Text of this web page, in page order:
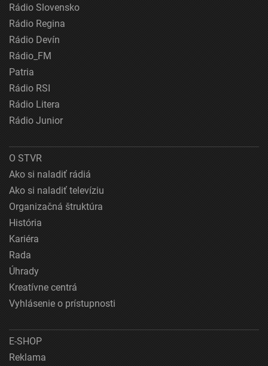
Rádio Slovensko
Rádio Regina
Rádio Devín
Rádio_FM
Patria
Rádio RSI
Rádio Litera
Rádio Junior
O STVR
Ako si naladiť rádiá
Ako si naladiť televíziu
Organizačná štruktúra
História
Kariéra
Rada
Úhrady
Kreatívne centrá
Vyhlásenie o prístupnosti
E-SHOP
Reklama